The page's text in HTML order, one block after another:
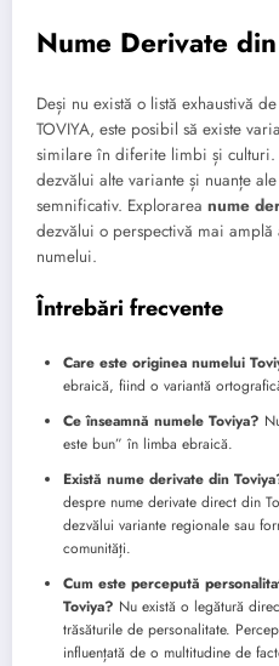
Nume Derivate
Deși nu există o listă exhaustivă
TOVIYA, este posibil să existe
similare în diferite limbi și culturi.
dezvălui alte variante și nuanțe
semnificativ. Explorarea nume
dezvălui o perspectivă mai
numelui.
Întrebări frecvente
Care este originea numelui
ebraică, fiind o variantă
Ce înseamnă numele Toviya?
este bun” în limba ebraică.
Există nume derivate din
despre nume derivate direct din
dezvălui variante regionale sau
comunități.
Cum este percepută
Toviya? Nu există o legătură
trăsăturile de personalitate.
influențată de o multitudine de